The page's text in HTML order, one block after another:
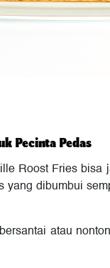
Pecinta Pedas
Roost Fries
yang dibumbui
atau